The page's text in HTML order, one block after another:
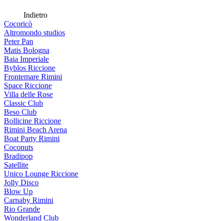
Indietro
Cocoricò
Altromondo studios
Peter Pan
Matis Bologna
Baia Imperiale
Byblos Riccione
Frontemare Rimini
Space Riccione
Villa delle Rose
Classic Club
Beso Club
Bollicine Riccione
Rimini Beach Arena
Boat Party Rimini
Coconuts
Bradipop
Satellite
Unico Lounge Riccione
Jolly Disco
Blow Up
Carnaby Rimini
Rio Grande
Wonderland Club